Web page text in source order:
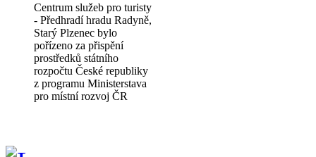
Centrum služeb pro turisty
- Předhradí hradu Radyně,
Starý Plzenec bylo
pořízeno za přispění
prostředků státního
rozpočtu České republiky
z programu Ministerstava
pro místní rozvoj ČR